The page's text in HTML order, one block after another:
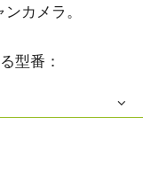
カメラ。
型番：